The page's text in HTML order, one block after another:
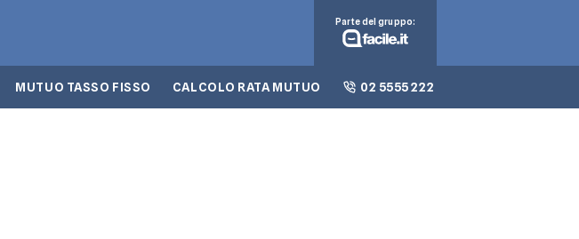
MUTUO TASSO FISSO CALCOLO RATA MUTUO 02 5555 222
Parte del gruppo: